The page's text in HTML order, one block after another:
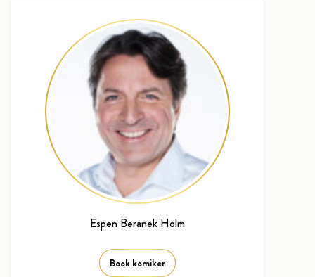
Espen Beranek Holm
Book komiker